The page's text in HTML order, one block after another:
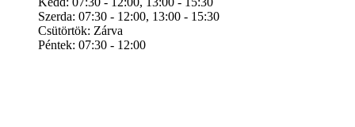
Szerda: 07:30 - 12:00, 13:00 - 15:30
Csütörtök: Zárva
Péntek: 07:30 - 12:00